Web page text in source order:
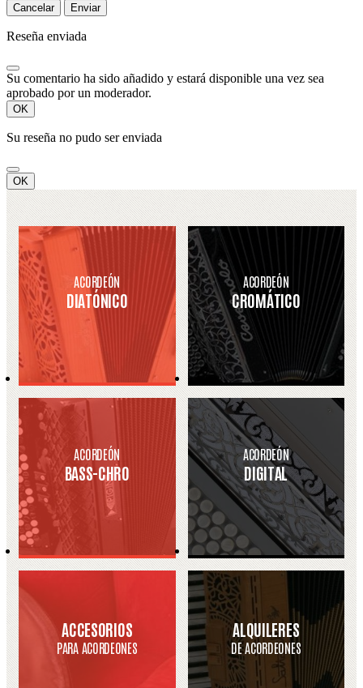
Cancelar Enviar
Reseña enviada
Su comentario ha sido añadido y estará disponible una vez sea
aprobado por un moderador.
OK
Su reseña no pudo ser enviada
OK
ACORDEÓN
DIATÓNICO
ACORDEÓN
CROMÁTICO
ACORDEÓN
BASS-CHRO
ACORDEÓN
DIGITAL
ACCESORIOS
PARA ACORDEONES
ALQUILERES
DE ACORDEONES